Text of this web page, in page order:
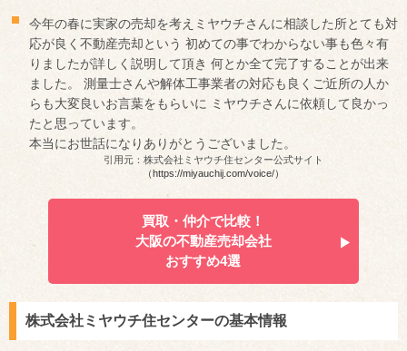
今年の春に実家の売却を考えミヤウチさんに相談した所とても対
応が良く不動産売却という 初めての事でわからない事も色々有
りましたが詳しく説明して頂き 何とか全て完了することが出来
ました。 測量士さんや解体工事業者の対応も良くご近所の人か
らも大変良いお言葉をもらいに ミヤウチさんに依頼して良かっ
たと思っています。
本当にお世話になりありがとうございました。
引用元：株式会社ミヤウチ住センター公式サイト
（https://miyauchij.com/voice/）
買取・仲介で比較！
大阪の不動産売却会社
おすすめ4選
株式会社ミヤウチ住センターの基本情報